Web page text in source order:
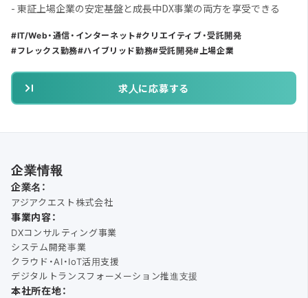
- 東証上場企業の安定基盤と成長中DX事業の両方を享受できる
IT/Web・通信・インターネット
クリエイティブ・受託開発
フレックス勤務 ハイブリッド勤務 受託開発 上場企業
求人に応募する
企業情報
企業名：
アジアクエスト株式会社
事業内容：
DXコンサルティング事業
システム開発事業
クラウド・AI・IoT活用支援
デジタルトランスフォーメーション推進支援
本社所在地：